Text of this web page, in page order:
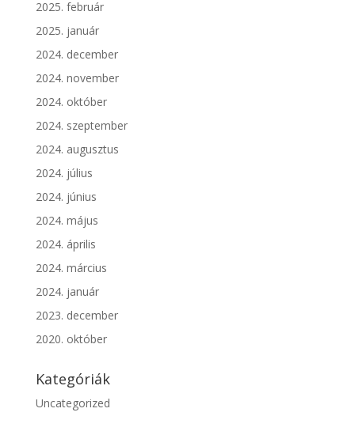
2025. február
2025. január
2024. december
2024. november
2024. október
2024. szeptember
2024. augusztus
2024. július
2024. június
2024. május
2024. április
2024. március
2024. január
2023. december
2020. október
Kategóriák
Uncategorized